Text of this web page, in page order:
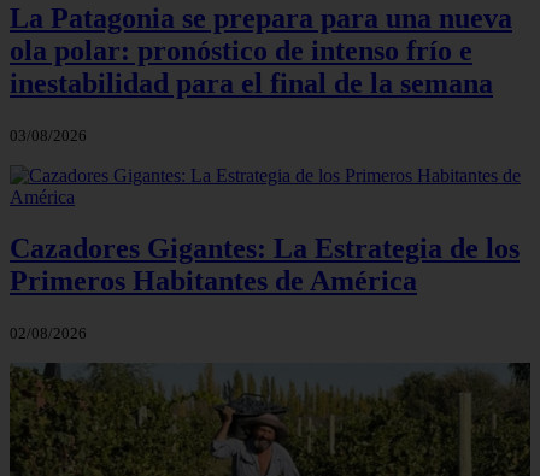
La Patagonia se prepara para una nueva
ola polar: pronóstico de intenso frío e
inestabilidad para el final de la semana
03/08/2026
Cazadores Gigantes: La Estrategia de los
Primeros Habitantes de América
02/08/2026